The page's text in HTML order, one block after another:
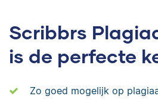
Scribbrs
is de perfecte
Zo goed mogelijk op